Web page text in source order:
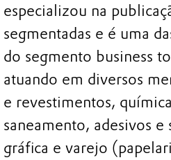
especializou na
segmentadas e é uma
do segmento business
atuando em diversos
e revestimentos,
saneamento, adesivos e
gráfica e varejo